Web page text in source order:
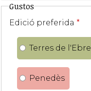
Gustos
Edició preferida *
Terres de l'Ebre
Penedès